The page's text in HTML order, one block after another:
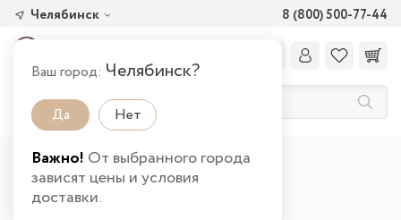
8 (800) 500-77-44
Челябинск
Ваш город: Челябинск?
Да Нет
Важно! От выбранного города
зависят цены и условия
доставки.
Главная Каталог товаров
Спальня
Тумбы прикроватные в Челябинске